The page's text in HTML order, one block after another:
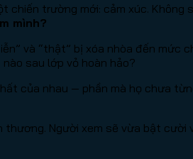
chiến trường mới: cảm xúc. Không
mình?
và “thật” bị xóa nhòa đến mức
sau lớp vỏ hoàn hảo?
của nhau — phần mà họ chưa
Người xem sẽ vừa bật cười